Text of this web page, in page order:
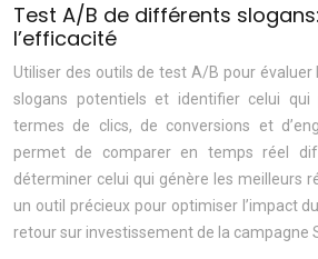
Test A/B de différents
l’efficacité
Utiliser des outils de test A/B pour
slogans potentiels et identifier celui
termes de clics, de conversions et
permet de comparer en temps réel
déterminer celui qui génère les meilleurs
un outil précieux pour optimiser l’impact
retour sur investissement de la campagne